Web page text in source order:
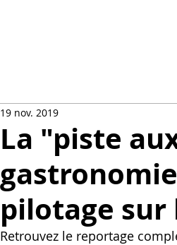
La "piste
pilotage
19 nov. 2019
Retrouvez le reportage